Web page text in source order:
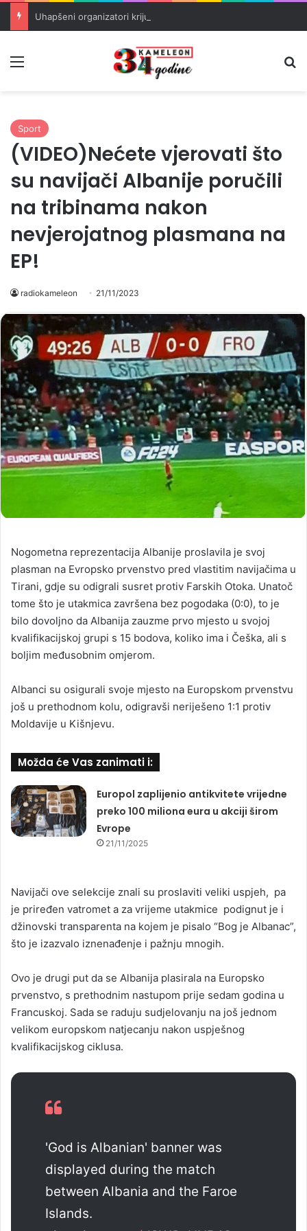
Sport
(VIDEO)Nećete vjerovati što
su navijači Albanije poručili
na tribinama nakon
nevjerojatnog plasmana na
EP!
radiokameleon 21/11/2023
Nogometna reprezentacija Albanije proslavila je svoj
plasman na Evropsko prvenstvo pred vlastitim navijačima u
Tirani, gdje su odigrali susret protiv Farskih Otoka. Unatoč
tome što je utakmica završena bez pogodaka (0:0), to je
bilo dovoljno da Albanija zauzme prvo mjesto u svojoj
kvalifikacijskoj grupi s 15 bodova, koliko ima i Češka, ali s
boljim međusobnim omjerom.
Albanci su osigurali svoje mjesto na Europskom prvenstvu
još u prethodnom kolu, odigravši neriješeno 1:1 protiv
Moldavije u Kišnjevu.
Možda će Vas zanimati i:
Europol zaplijenio antikvitete vrijedne
preko 100 miliona eura u akciji širom
Evrope
21/11/2025
Navijači ove selekcije znali su proslaviti veliki uspjeh, pa
je priređen vatromet a za vrijeme utakmice podignut je i
džinovski transparenta na kojem je pisalo “Bog je Albanac”,
što je izazvalo iznenađenje i pažnju mnogih.
Ovo je drugi put da se Albanija plasirala na Europsko
prvenstvo, s prethodnim nastupom prije sedam godina u
Francuskoj. Sada se raduju sudjelovanju na još jednom
velikom europskom natjecanju nakon uspješnog
kvalifikacijskog ciklusa.
'God is Albanian' banner was
displayed during the match
between Albania and the Faroe
Islands.